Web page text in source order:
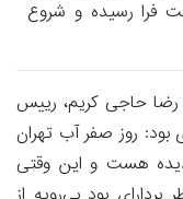
فرا رسیده و شروع
رضا حاجی کریم، رییس
بود: روز صفر آب تهران
هست و این وقتی